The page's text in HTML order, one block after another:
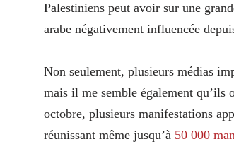
Palestiniens peut avoir sur une
arabe négativement influencée
Non seulement, plusieurs médias
mais il me semble également qu’ils
octobre, plusieurs manifestations
réunissant même jusqu’à 50 000